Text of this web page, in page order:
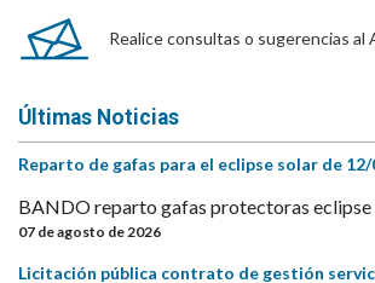
Realice consultas o sugerencias al
Últimas Noticias
Reparto de gafas para el eclipse solar de
BANDO reparto gafas protectoras eclipse
07 de agosto de 2026
Licitación pública contrato de gestión